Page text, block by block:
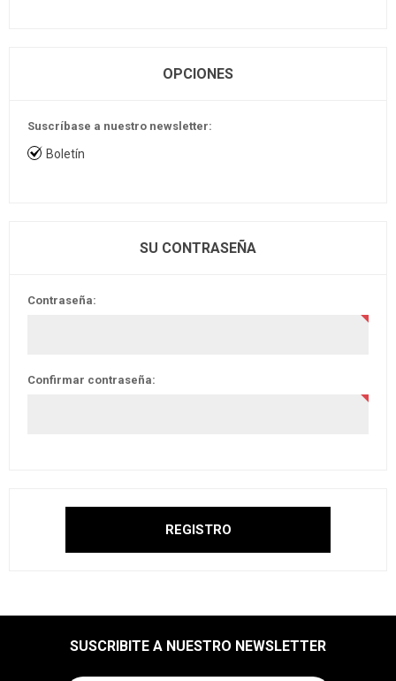
OPCIONES
Suscríbase a nuestro newsletter:
Boletín
SU CONTRASEÑA
Contraseña:
Confirmar contraseña:
SUSCRIBITE A NUESTRO NEWSLETTER